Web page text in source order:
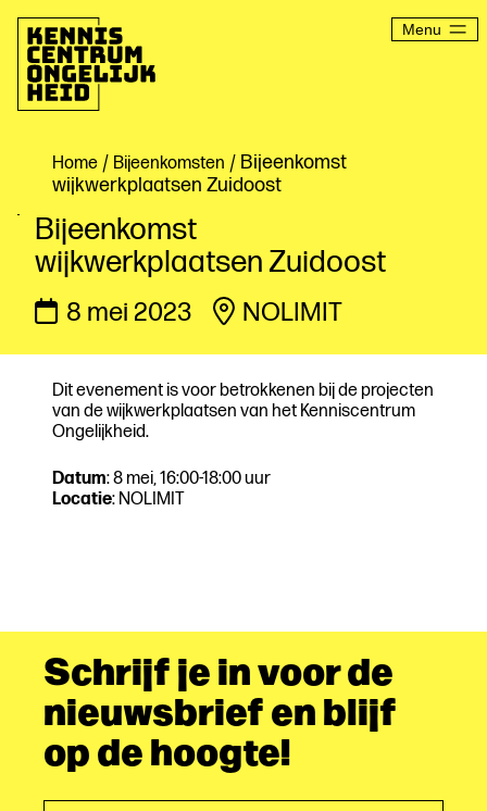
naar
inhoud
Menu
Home / Bijeenkomsten / Bijeenkomst
wijkwerkplaatsen Zuidoost
Bijeenkomst
wijkwerkplaatsen Zuidoost
8 mei 2023 NOLIMIT
Dit evenement is voor betrokkenen bij de projecten
van de wijkwerkplaatsen van het Kenniscentrum
Ongelijkheid.
Datum: 8 mei, 16:00-18:00 uur
Locatie: NOLIMIT
Schrijf je in voor de
nieuwsbrief en blijf
op de hoogte!